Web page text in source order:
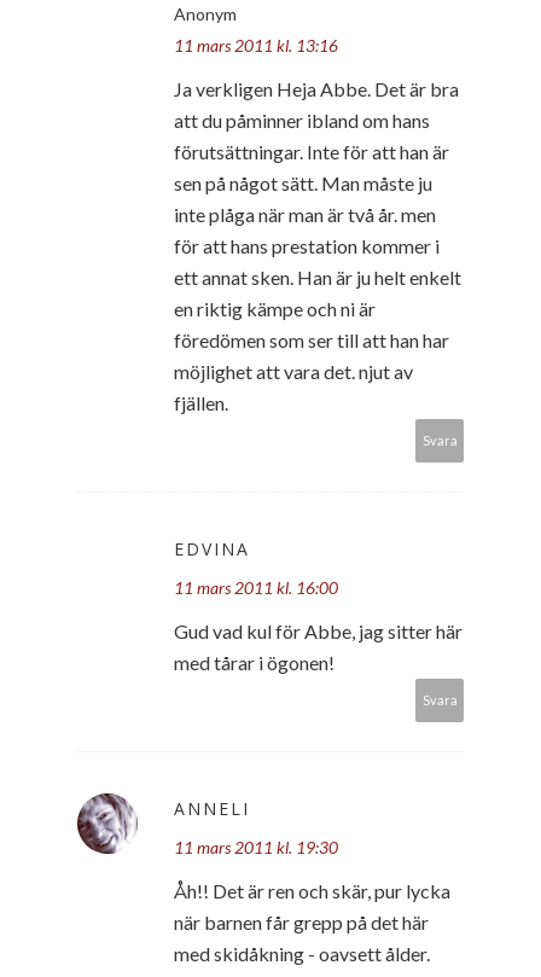
Anonym
11 mars 2011 kl. 13:16
Ja verkligen Heja Abbe. Det är bra
att du påminner ibland om hans
förutsättningar. Inte för att han är
sen på något sätt. Man måste ju
inte plåga när man är två år. men
för att hans prestation kommer i
ett annat sken. Han är ju helt enkelt
en riktig kämpe och ni är
föredömen som ser till att han har
möjlighet att vara det. njut av
fjällen.
Svara
EDVINA
11 mars 2011 kl. 16:00
Gud vad kul för Abbe, jag sitter här
med tårar i ögonen!
Svara
ANNELI
11 mars 2011 kl. 19:30
Åh!! Det är ren och skär, pur lycka
när barnen får grepp på det här
med skidåkning - oavsett ålder.